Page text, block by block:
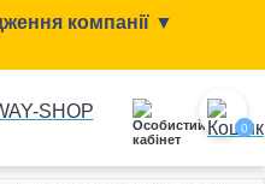
компанії ▼
0